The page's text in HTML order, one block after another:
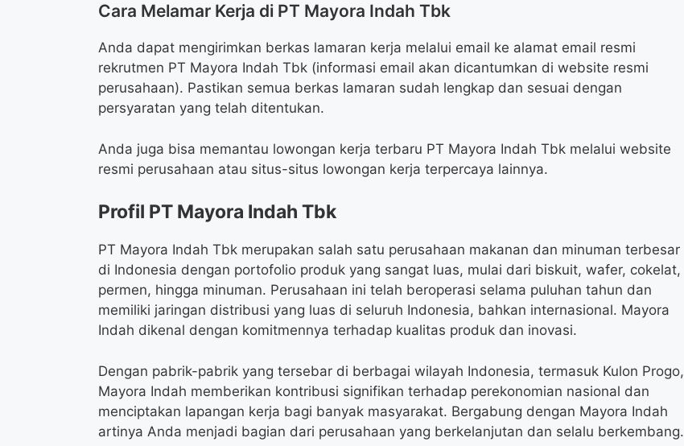
Cara Melamar Kerja di PT Mayora Indah Tbk
Anda dapat mengirimkan berkas lamaran kerja melalui email ke alamat email resmi
rekrutmen PT Mayora Indah Tbk (informasi email akan dicantumkan di website resmi
perusahaan). Pastikan semua berkas lamaran sudah lengkap dan sesuai dengan
persyaratan yang telah ditentukan.
Anda juga bisa memantau lowongan kerja terbaru PT Mayora Indah Tbk melalui website
resmi perusahaan atau situs-situs lowongan kerja terpercaya lainnya.
Profil PT Mayora Indah Tbk
PT Mayora Indah Tbk merupakan salah satu perusahaan makanan dan minuman terbesar
di Indonesia dengan portofolio produk yang sangat luas, mulai dari biskuit, wafer, cokelat,
permen, hingga minuman. Perusahaan ini telah beroperasi selama puluhan tahun dan
memiliki jaringan distribusi yang luas di seluruh Indonesia, bahkan internasional. Mayora
Indah dikenal dengan komitmennya terhadap kualitas produk dan inovasi.
Dengan pabrik-pabrik yang tersebar di berbagai wilayah Indonesia, termasuk Kulon Progo,
Mayora Indah memberikan kontribusi signifikan terhadap perekonomian nasional dan
menciptakan lapangan kerja bagi banyak masyarakat. Bergabung dengan Mayora Indah
artinya Anda menjadi bagian dari perusahaan yang berkelanjutan dan selalu berkembang.